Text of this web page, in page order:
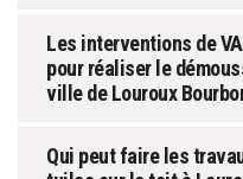
Les interventions de
pour réaliser le
ville de Louroux
Qui peut faire les